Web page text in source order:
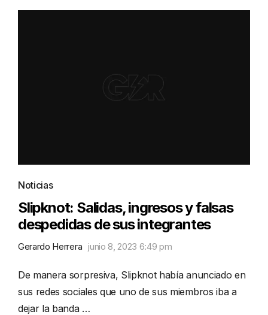
Noticias
Slipknot: Salidas, ingresos y falsas
despedidas de sus integrantes
Gerardo Herrera junio 8, 2023 6:49 pm
De manera sorpresiva, Slipknot había anunciado en
sus redes sociales que uno de sus miembros iba a
dejar la banda …